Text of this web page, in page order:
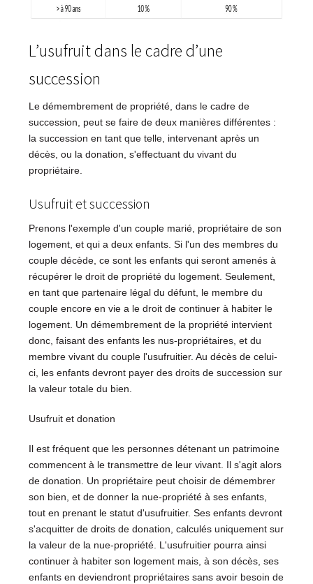
L’usufruit dans le cadre d’une
succession
Le démembrement de propriété, dans le cadre de
succession, peut se faire de deux manières différentes :
la succession en tant que telle, intervenant après un
décès, ou la donation, s'effectuant du vivant du
propriétaire.
Usufruit et succession
Prenons l'exemple d'un couple marié, propriétaire de son
logement, et qui a deux enfants. Si l'un des membres du
couple décède, ce sont les enfants qui seront amenés à
récupérer le droit de propriété du logement. Seulement,
en tant que partenaire légal du défunt, le membre du
couple encore en vie a le droit de continuer à habiter le
logement. Un démembrement de la propriété intervient
donc, faisant des enfants les nus-propriétaires, et du
membre vivant du couple l'usufruitier. Au décès de celui-
ci, les enfants devront payer des droits de succession sur
la valeur totale du bien.
Usufruit et donation
Il est fréquent que les personnes détenant un patrimoine
commencent à le transmettre de leur vivant. Il s'agit alors
de donation. Un propriétaire peut choisir de démembrer
son bien, et de donner la nue-propriété à ses enfants,
tout en prenant le statut d'usufruitier. Ses enfants devront
s'acquitter de droits de donation, calculés uniquement sur
la valeur de la nue-propriété. L'usufruitier pourra ainsi
continuer à habiter son logement mais, à son décès, ses
enfants en deviendront propriétaires sans avoir besoin de